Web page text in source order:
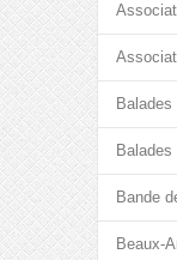
Bande
Beaux-